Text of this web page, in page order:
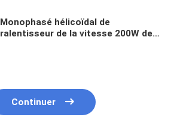
Monophasé hélicoïdal de
ralentisseur de la vitesse 200W de
Continuer